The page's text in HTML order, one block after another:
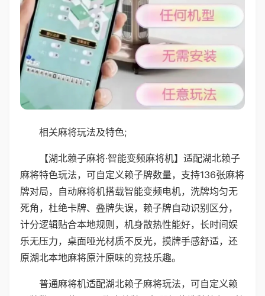
相关麻将玩法及特色;
【湖北赖子麻将·智能变频麻将机】适配湖北赖子
麻将特色玩法，可自定义赖子牌数量，支持136张麻将
牌对局，自动麻将机搭载智能变频电机，洗牌均匀无
死角，杜绝卡牌、叠牌失误，赖子牌自动识别区分，
计分逻辑贴合本地规则，机身散热性能好，长时间娱
乐无压力，桌面哑光材质不反光，摸牌手感舒适，还
原湖北本地麻将原汁原味的竞技乐趣。
普通麻将机适配湖北赖子麻将玩法，可自定义赖